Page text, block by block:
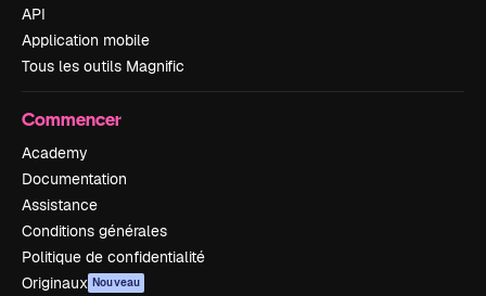
API
Application mobile
Tous les outils Magnific
Commencer
Academy
Documentation
Assistance
Conditions générales
Politique de confidentialité
Originaux Nouveau